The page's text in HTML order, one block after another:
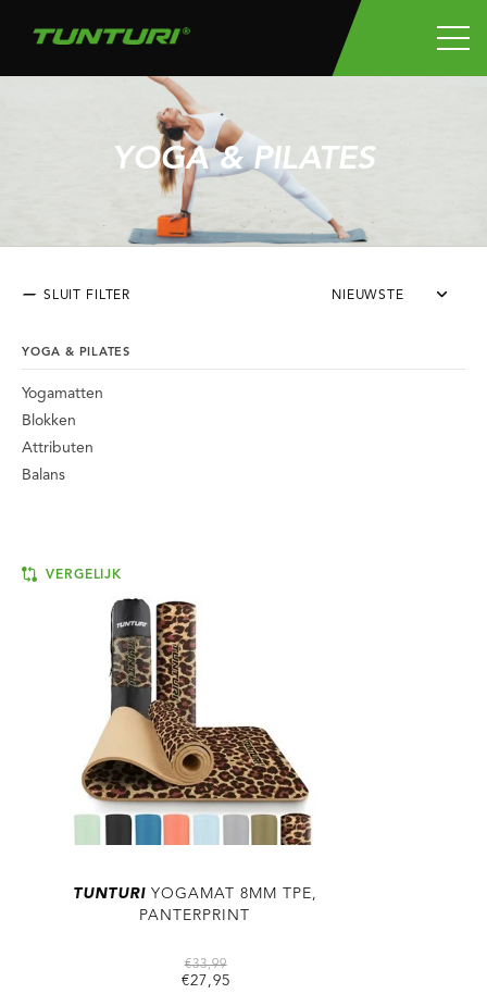
YOGA & PILATES
SLUIT FILTER NIEUWSTE
YOGA & PILATES
Yogamatten
Blokken
Attributen
Balans
VERGELIJK
TUNTURIYOGAMAT 8MM TPE,
PANTERPRINT
€33,99
€27,95